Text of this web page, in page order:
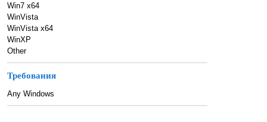
Win7 x64
WinVista
WinVista x64
WinXP
Other
Требования
Any Windows